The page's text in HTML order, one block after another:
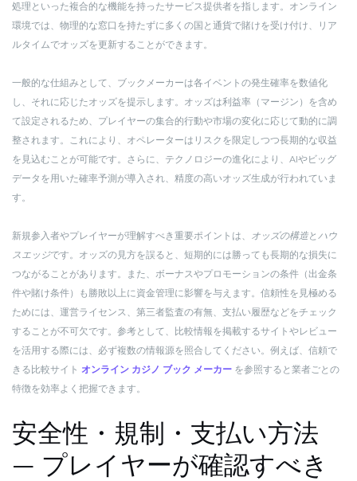
処理といった複合的な機能を持ったサービス提供者を指します。オンライン
環境では、物理的な窓口を持たずに多くの国と通貨で賭けを受け付け、リア
ルタイムでオッズを更新することができます。
一般的な仕組みとして、ブックメーカーは各イベントの発生確率を数値化
し、それに応じたオッズを提示します。オッズは利益率（マージン）を含め
て設定されるため、プレイヤーの集合的行動や市場の変化に応じて動的に調
整されます。これにより、オペレーターはリスクを限定しつつ長期的な収益
を見込むことが可能です。さらに、テクノロジーの進化により、AIやビッグ
データを用いた確率予測が導入され、精度の高いオッズ生成が行われていま
す。
新規参入者やプレイヤーが理解すべき重要ポイントは、 オッズの構造と ハウ
スエッジです。オッズの見方を誤ると、短期的には勝っても長期的な損失に
つながることがあります。また、ボーナスやプロモーションの条件（出金条
件や賭け条件）も勝敗以上に資金管理に影響を与えます。信頼性を見極める
ためには、運営ライセンス、第三者監査の有無、支払い履歴などをチェック
することが不可欠です。参考として、比較情報を掲載するサイトやレビュー
を活用する際には、必ず複数の情報源を照合してください。例えば、信頼で
きる比較サイト オンライン カジノ ブック メーカー を参照すると業者ごとの
特徴を効率よく把握できます。
安全性・規制・支払い方法
— プレイヤーが確認すべき